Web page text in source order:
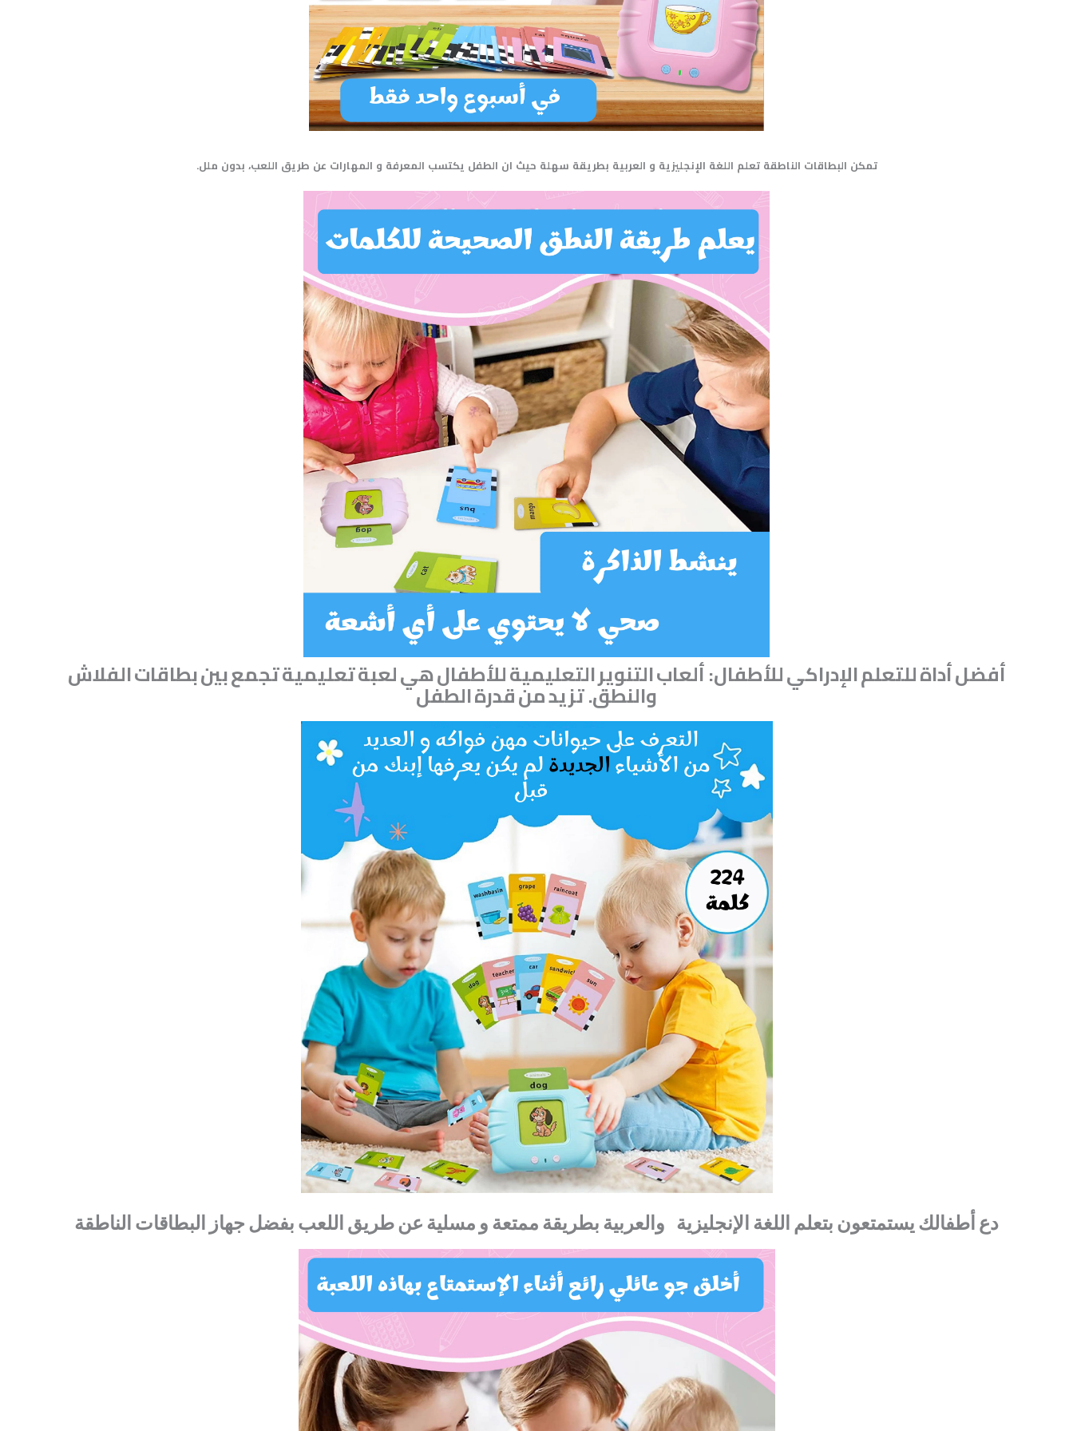
تمكن البطاقات الناطقة تعلم اللغة الإنجليزية و العربية بطريقة سهلة حيث ان الطفل يكتسب المعرفة و المهارات عن طريق اللعب، بدون ملل.
أفضلأداةللتعلمالإدراكيللأطفال:ألعابالتنويرالتعليميةللأطفالهيلعبةتعليميةتجمعبينبطاقاتالفلاش
والنطق.تزيدمنقدرةالطفل
دع أطفالك يستمتعون بتعلم اللغة الإنجليزية والعربية بطريقة ممتعة و مسلية عنطريق اللعب بفضل جهاز البطاقات الناطقة